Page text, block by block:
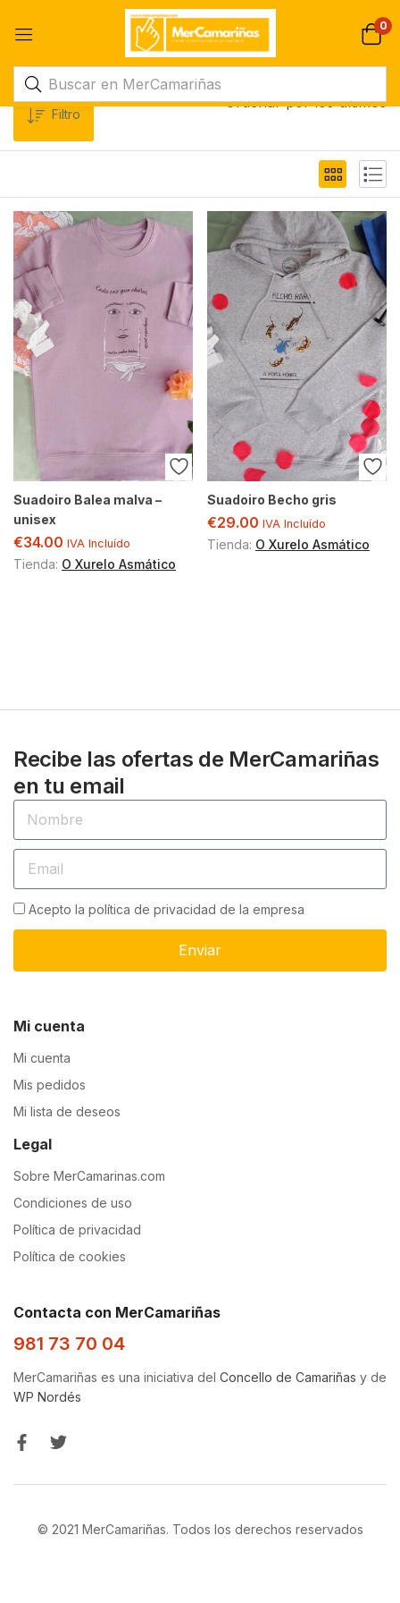
0
Filtro
Ordenar por los últimos
Suadoiro Balea malva –
unisex
€34.00 IVA Incluído
Tienda: O Xurelo Asmático
Suadoiro Becho gris
€29.00 IVA Incluído
Tienda: O Xurelo Asmático
Recibe las ofertas de MerCamariñas
en tu email
Acepto la política de privacidad de la empresa
Enviar
Mi cuenta
Mi cuenta
Mis pedidos
Mi lista de deseos
Legal
Sobre MerCamarinas.com
Condiciones de uso
Política de privacidad
Política de cookies
Contacta con MerCamariñas
981 73 70 04
MerCamariñas es una iniciativa del Concello de Camariñas y de
WP Nordés
© 2021 MerCamariñas. Todos los derechos reservados